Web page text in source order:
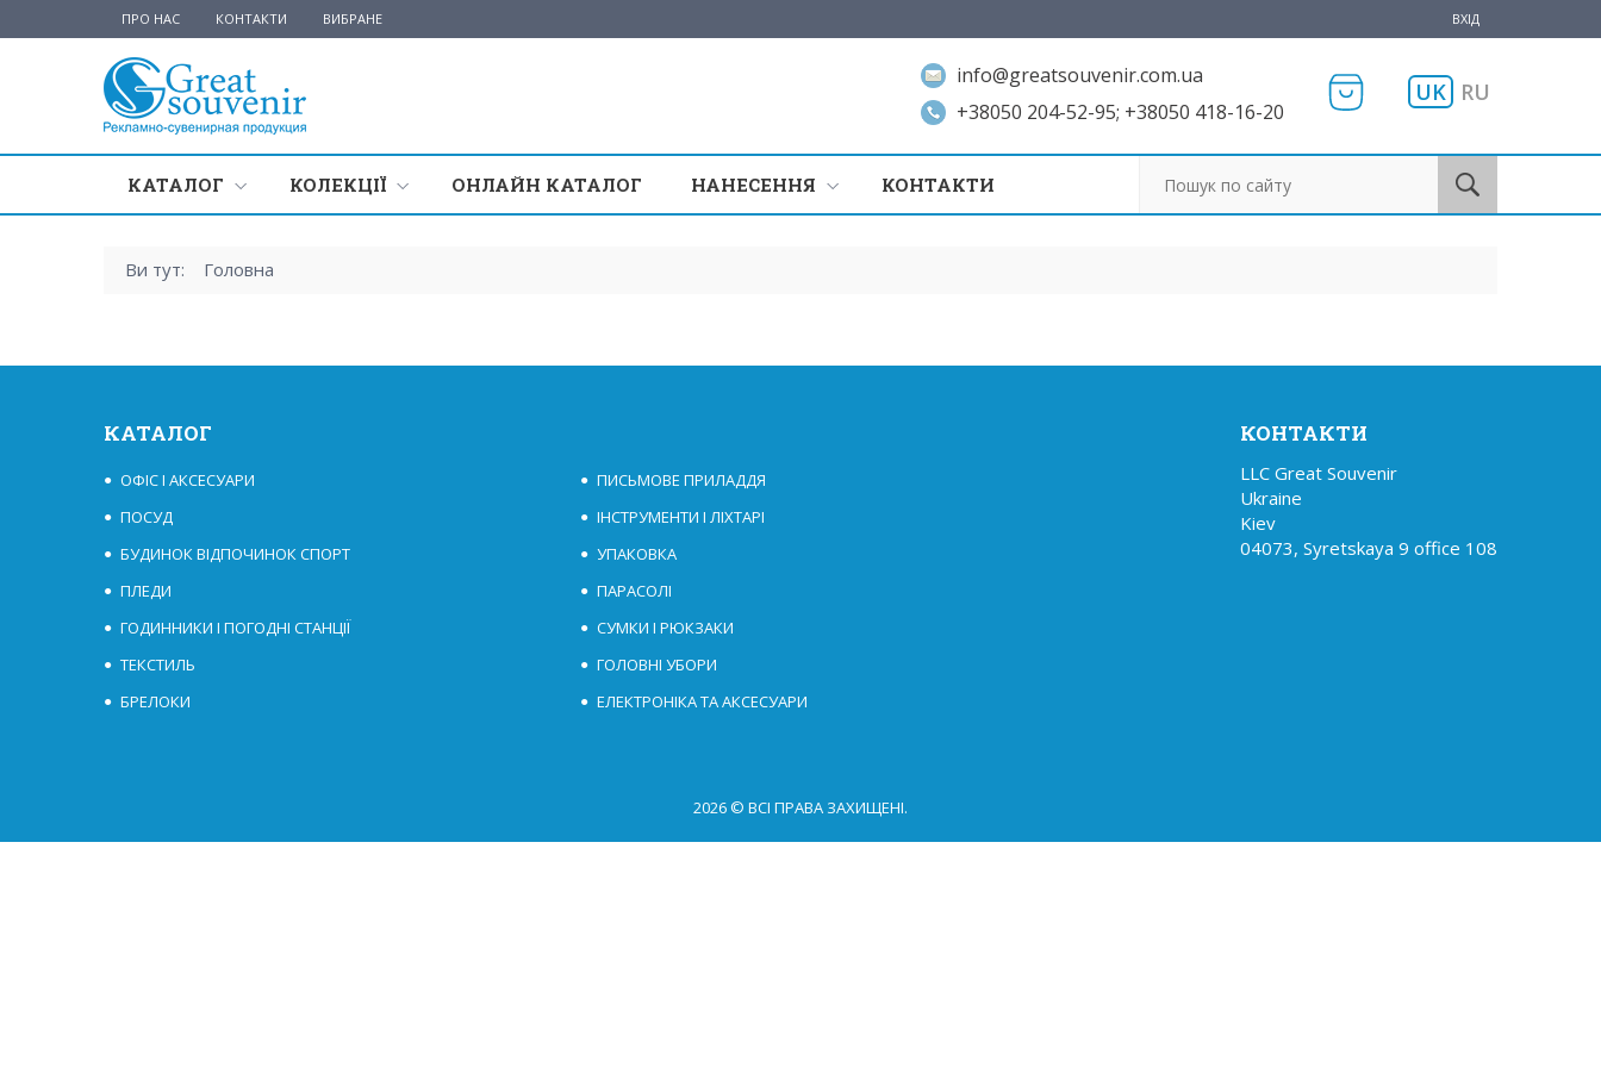
ПРО НАС КОНТАКТИ ВИБРАНЕ ВХІД
UK RU
info@greatsouvenir.com.ua
+38050 204-52-95; +38050 418-16-20
КАТАЛОГ КОЛЕКЦІЇ ОНЛАЙН КАТАЛОГ НАНЕСЕННЯ КОНТАКТИ
Ви тут: Головна
КАТАЛОГ
ОФІС І АКСЕСУАРИ
ПИСЬМОВЕ ПРИЛАДДЯ
ПОСУД
ІНСТРУМЕНТИ І ЛІХТАРІ
БУДИНОК ВІДПОЧИНОК СПОРТ
УПАКОВКА
ПЛЕДИ
ПАРАСОЛІ
ГОДИННИКИ І ПОГОДНІ СТАНЦІЇ
СУМКИ І РЮКЗАКИ
ТЕКСТИЛЬ
ГОЛОВНІ УБОРИ
БРЕЛОКИ
ЕЛЕКТРОНІКА ТА АКСЕСУАРИ
КОНТАКТИ
LLC Great Souvenir
Ukraine
Kiev
04073, Syretskaya 9 office 108
2026 © ВСІ ПРАВА ЗАХИЩЕНІ.